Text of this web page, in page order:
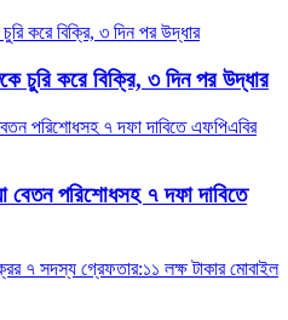
চুরি করে বিক্রি, ৩ দিন পর উদ্ধার
বেতন পরিশোধসহ ৭ দফা দাবিতে